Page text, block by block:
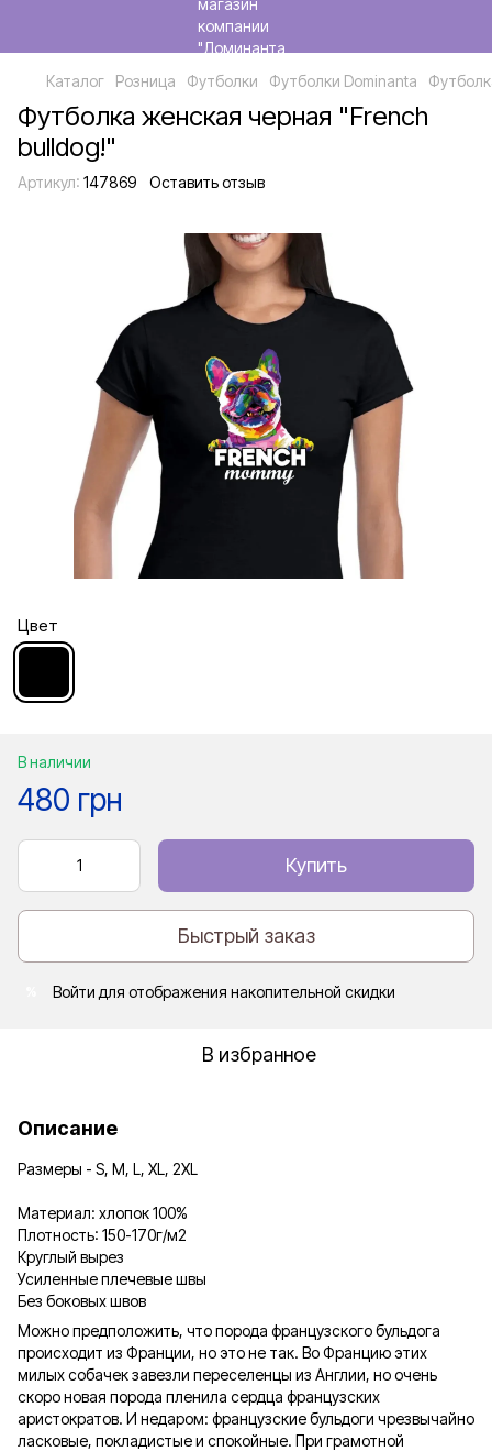
Каталог Розница Футболки Футболки Dominanta
Футболка женская черная "French
bulldog!"
Артикул: 147869 Оставить отзыв
Цвет
В наличии
480 грн
Купить
Быстрый заказ
Войти для отображения накопительной скидки
В избранное
Описание
Размеры - S, M, L, XL, 2XL
Материал: хлопок 100%
Плотность: 150-170г/м2
Круглый вырез
Усиленные плечевые швы
Без боковых швов
Можно предположить, что порода французского бульдога
происходит из Франции, но это не так. Во Францию этих
милых собачек завезли переселенцы из Англии, но очень
скоро новая порода пленила сердца французских
аристократов. И недаром: французские бульдоги чрезвычайно
ласковые, покладистые и спокойные. При грамотной